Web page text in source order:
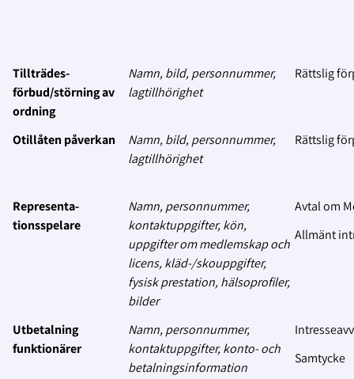
Tillträdes-
förbud/störning av
ordning
Namn, bild, personnummer,
lagtillhörighet
Rättslig
Otillåten påverkan
Namn, bild, personnummer,
lagtillhörighet
Rättslig
Representa-
tionsspelare
Namn, personnummer,
kontaktuppgifter, kön,
uppgifter om medlemskap och
licens, kläd-/skouppgifter,
fysisk prestation, hälsoprofiler,
bilder
Avtal om
Allmänt
Utbetalning
funktionärer
Namn, personnummer,
kontaktuppgifter,konto- och
betalningsinformation
Samtycke